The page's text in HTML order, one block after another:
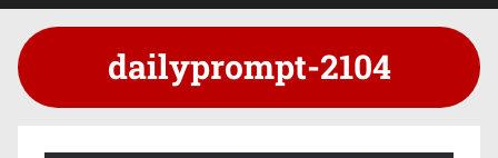
dailyprompt-2104